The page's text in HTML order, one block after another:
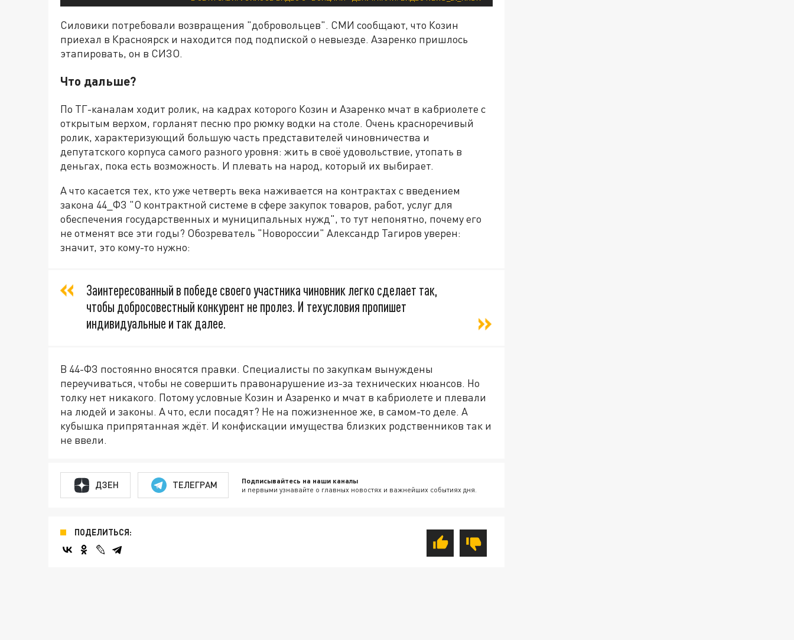
Силовики потребовали возвращения "добровольцев". СМИ сообщают, что Козин
приехал в Красноярск и находится под подпиской о невыезде. Азаренко пришлось
этапировать, он в СИЗО.
Что дальше?
По ТГ-каналам ходит ролик, на кадрах которого Козин и Азаренко мчат в кабриолете с
открытым верхом, горланят песню про рюмку водки на столе. Очень красноречивый
ролик, характеризующий большую часть представителей чиновничества и
депутатского корпуса самого разного уровня: жить в своё удовольствие, утопать в
деньгах, пока есть возможность. И плевать на народ, который их выбирает.
А что касается тех, кто уже четверть века наживается на контрактах с введением
закона 44_ФЗ "О контрактной системе в сфере закупок товаров, работ, услуг для
обеспечения государственных и муниципальных нужд", то тут непонятно, почему его
не отменят все эти годы? Обозреватель "Новороссии" Александр Тагиров уверен:
значит, это кому-то нужно:
Заинтересованный в победе своего участника чиновник легко сделает так,
чтобы добросовестный конкурент не пролез. И техусловия пропишет
индивидуальные и так далее.
В 44-ФЗ постоянно вносятся правки. Специалисты по закупкам вынуждены
переучиваться, чтобы не совершить правонарушение из-за технических нюансов. Но
толку нет никакого. Потому условные Козин и Азаренко и мчат в кабриолете и плевали
на людей и законы. А что, если посадят? Не на пожизненное же, в самом-то деле. А
кубышка припрятанная ждёт. И конфискации имущества близких родственников так и
не ввели.
ДЗЕН ТЕЛЕГРАМ Подписывайтесь на наши каналы
и первыми узнавайте о главных новостях и важнейших событиях дня.
ПОДЕЛИТЬСЯ: